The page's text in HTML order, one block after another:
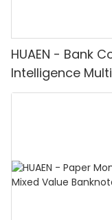
HUAEN - Bank
Intelligence
Equipment LCD